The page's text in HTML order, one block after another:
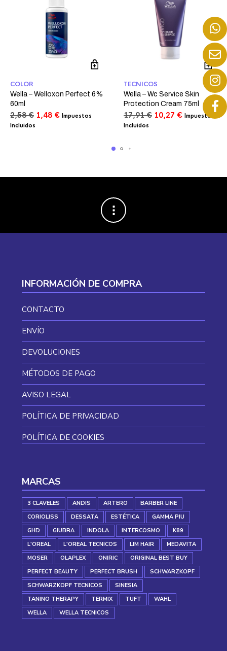
COLOR
Wella – Welloxon Perfect 6%
60ml
2,58€ El
1,48 €ElImpuestos
Incluidos
TECNICOS
Wella – Wc Service Skin
Protection Cream 75ml
17,91€ El
10,27 €ElImpuestos
Incluidos
INFORMACIÓN DE COMPRA
CONTACTO
ENVÍO
DEVOLUCIONES
MÉTODOS DE PAGO
AVISO LEGAL
POLÍTICA DE PRIVACIDAD
POLÍTICA DE COOKIES
MARCAS
3 CLAVELES ANDIS ARTERO
BARBER LINE
CORIOLISS
DESSATA ESTÉTICA
GAMMA PIU
GHD
GIUBRA INDOLA INTERCOSMO
K89
L'OREAL
L'OREAL TECNICOS LIM HAIR
MEDAVITA
MOSER
OLAPLEX ONIRIC
ORIGINAL BEST BUY
PERFECT BEAUTY
PERFECT BRUSH
SCHWARZKOPF
SCHWARZKOPF TECNICOS
SINESIA
TANINO THERAPY
TERMIX TUFT
WAHL
WELLA
WELLA TECNICOS